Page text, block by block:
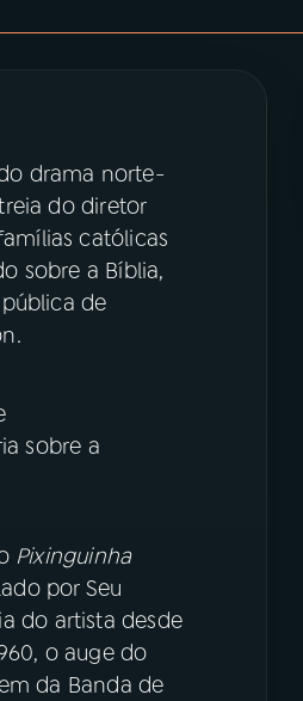
drama norte-
do diretor
católicas
sobre a Bíblia,
de
sobre a
Pixinguinha
por Seu
do artista desde
o auge do
da Banda de